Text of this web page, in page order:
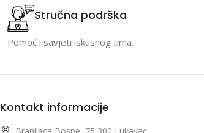
Stručna podrška
Pomoć i savjeti iskusnog tima.
Kontakt informacije